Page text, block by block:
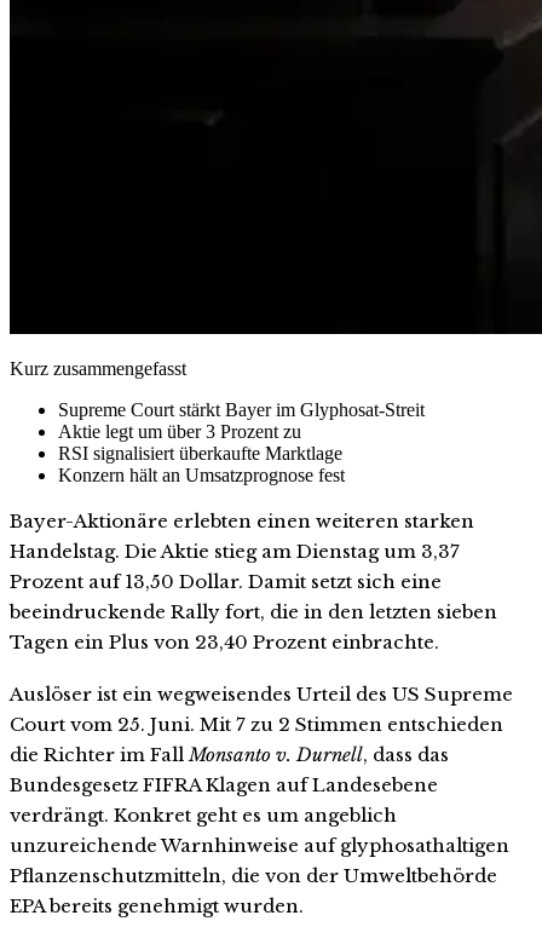
Kurz zusammengefasst
Supreme Court stärkt Bayer im Glyphosat-Streit
Aktie legt um über 3 Prozent zu
RSI signalisiert überkaufte Marktlage
Konzern hält an Umsatzprognose fest
Bayer-Aktionäre erlebten einen weiteren starken
Handelstag. Die Aktie stieg am Dienstag um 3,37
Prozent auf 13,50 Dollar. Damit setzt sich eine
beeindruckende Rally fort, die in den letzten sieben
Tagen ein Plus von 23,40 Prozent einbrachte.
Auslöser ist ein wegweisendes Urteil des US Supreme
Court vom 25. Juni. Mit 7 zu 2 Stimmen entschieden
die Richter im FallMonsanto v. Durnell, dass das
Bundesgesetz FIFRA Klagen auf Landesebene
verdrängt. Konkret geht es um angeblich
unzureichende Warnhinweise auf glyphosathaltigen
Pflanzenschutzmitteln, die von der Umweltbehörde
EPA bereits genehmigt wurden.